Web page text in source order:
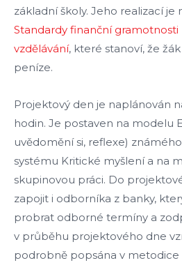
základní školy. Jeho realizací je
Standardy finanční
vzdělávání, které stanoví, že
peníze.
Projektový den je naplánován
hodin. Je postaven na modelu
uvědomění si, reflexe)
systému Kritické myšlení a na
skupinovou práci. Do
zapojit i odborníka z banky,
probrat odborné termíny a
v průběhu projektového dne
podrobně popsána v